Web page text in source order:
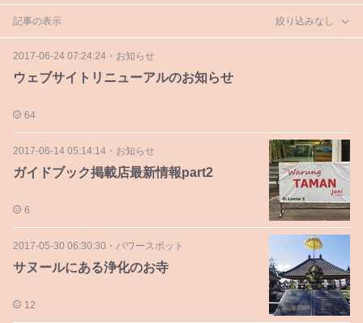
記事の表示 絞り込みなし
2017-06-24 07:24:24 ・ お知らせ
ウェブサイトリニューアルのお知らせ
64
2017-06-14 05:14:14 ・ お知らせ
ガイドブック掲載店最新情報part2
6
2017-05-30 06:30:30 ・ パワースポット
サヌールにある浄化のお寺
12